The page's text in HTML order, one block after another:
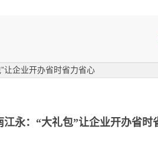
让企业开办省时省力省心
江永：“大礼包”让企业开办省时